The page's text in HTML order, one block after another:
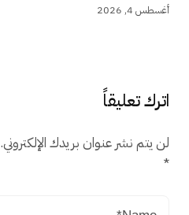
أغسطس 4, 2026
اترك تعليقاً
لن يتم نشر عنوان بريدك الإلكتروني.
*